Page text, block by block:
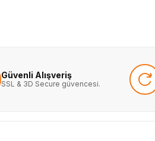
Güvenli Alışveriş
SSL & 3D Secure güvencesi.